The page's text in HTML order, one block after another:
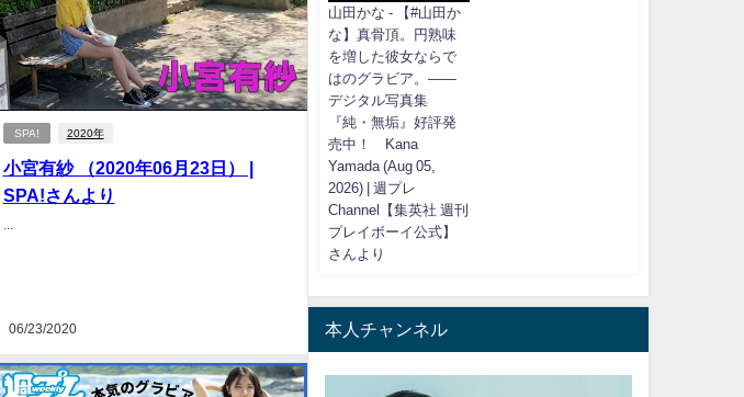
SPA! 2020年
小宮有紗 （2020年06月23日） |
SPA!さんより
06/23/2020
山田かな - 【#山田か
な】真骨頂。円熟味
を増した彼女ならで
はのグラビア。――
デジタル写真集
『純・無垢』好評発
売中！ Kana
Yamada (Aug 05,
2026) | 週プレ
Channel【集英社 週刊
プレイボーイ公式】
さんより
本人チャンネル